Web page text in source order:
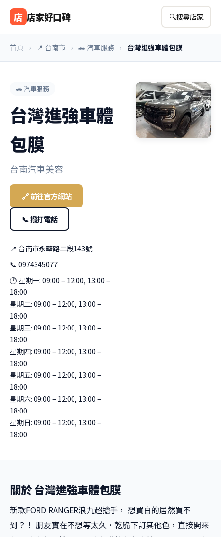
店 店家好口碑 🔍搜尋店家
首頁 › 📍 台南市 › 🚗 汽車服務 › 台灣進強車體包膜
🚗 汽車服務
台灣進強車體
包膜
台南汽車美容
🔗 前往官方網站
📞 撥打電話
📍 台南市永華路二段143號
📞 0974345077
🕐 星期一: 09:00 – 12:00, 13:00 –
18:00
星期二: 09:00 – 12:00, 13:00 –
18:00
星期三: 09:00 – 12:00, 13:00 –
18:00
星期四: 09:00 – 12:00, 13:00 –
18:00
星期五: 09:00 – 12:00, 13:00 –
18:00
星期六: 09:00 – 12:00, 13:00 –
18:00
星期日: 09:00 – 12:00, 13:00 –
18:00
關於 台灣進強車體包膜
新款FORD RANGER浪九超搶手， 想買白的居然買不
到？！ 朋友實在不想等太久，乾脆下訂其他色，直接開來